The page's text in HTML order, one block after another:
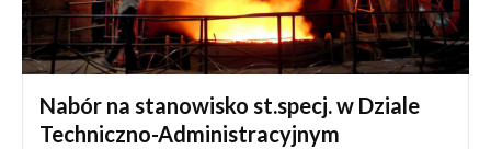
Nabór na stanowisko st.specj. w Dziale
Techniczno-Administracyjnym